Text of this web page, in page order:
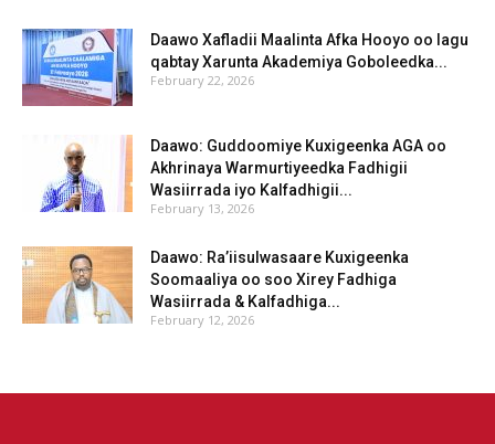
Daawo Xafladii Maalinta Afka Hooyo oo lagu
qabtay Xarunta Akademiya Goboleedka...
February 22, 2026
Daawo: Guddoomiye Kuxigeenka AGA oo
Akhrinaya Warmurtiyeedka Fadhigii
Wasiirrada iyo Kalfadhigii...
February 13, 2026
Daawo: Ra’iisulwasaare Kuxigeenka
Soomaaliya oo soo Xirey Fadhiga
Wasiirrada & Kalfadhiga...
February 12, 2026